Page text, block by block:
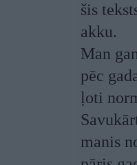
šis
akku.
Man
pēc
ļoti
manis